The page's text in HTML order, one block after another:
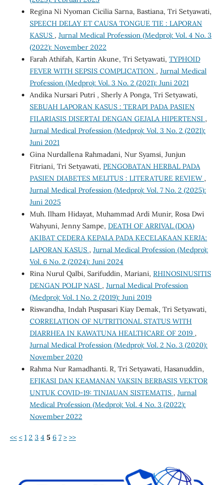
Regina Ni Nyoman Cicilia Sarna, Bastiana, Tri Setyawati,
SPEECH DELAY ET CAUSA TONGUE TIE : LAPORAN
KASUS , Jurnal Medical Profession (Medpro): Vol. 4 No. 3
(2022): November 2022
Farah Athifah, Kartin Akune, Tri Setyawati, TYPHOID
FEVER WITH SEPSIS COMPLICATION , Jurnal Medical
Profession (Medpro): Vol. 3 No. 2 (2021): Juni 2021
Andika Nursari Putri , Sherly A Ponga, Tri Setyawati,
SEBUAH LAPORAN KASUS : TERAPI PADA PASIEN
FILARIASIS DISERTAI DENGAN GEJALA HIPERTENSI ,
Jurnal Medical Profession (Medpro): Vol. 3 No. 2 (2021):
Juni 2021
Gina Nurdallena Rahmadani, Nur Syamsi, Junjun
Fitriani, Tri Setyawati, PENGOBATAN HERBAL PADA
PASIEN DIABETES MELITUS : LITERATURE REVIEW ,
Jurnal Medical Profession (Medpro): Vol. 7 No. 2 (2025):
Juni 2025
Muh. Ilham Hidayat, Muhammad Ardi Munir, Rosa Dwi
Wahyuni, Jenny Sampe, DEATH OF ARRIVAL (DOA)
AKIBAT CEDERA KEPALA PADA KECELAKAAN KERJA:
LAPORAN KASUS , Jurnal Medical Profession (Medpro):
Vol. 6 No. 2 (2024): Juni 2024
Rina Nurul Qalbi, Sarifuddin, Mariani, RHINOSINUSITIS
DENGAN POLIP NASI , Jurnal Medical Profession
(Medpro): Vol. 1 No. 2 (2019): Juni 2019
Riswandha, Indah Puspasari Kiay Demak, Tri Setyawati,
CORRELATION OF NUTRITIONAL STATUS WITH
DIARRHEA IN KAWATUNA HEALTHCARE OF 2019 ,
Jurnal Medical Profession (Medpro): Vol. 2 No. 3 (2020):
November 2020
Rahma Nur Ramadhanti. R, Tri Setyawati, Hasanuddin,
EFIKASI DAN KEAMANAN VAKSIN BERBASIS VEKTOR
UNTUK COVID-19: TINJAUAN SISTEMATIS , Jurnal
Medical Profession (Medpro): Vol. 4 No. 3 (2022):
November 2022
<< < 1 2 3 4 5 6 7 > >>